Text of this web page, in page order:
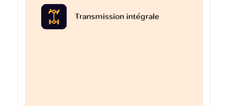
Transmission intégrale